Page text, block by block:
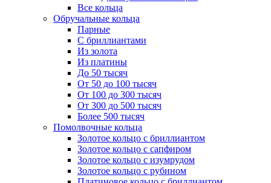
Все кольца
Обручальные кольца
Парные
С бриллиантами
Из золота
Из платины
До 50 тысяч
От 50 до 100 тысяч
От 100 до 300 тысяч
От 300 до 500 тысяч
Более 500 тысяч
Помолвочные кольца
Золотое кольцо с бриллиантом
Золотое кольцо с сапфиром
Золотое кольцо с изумрудом
Золотое кольцо с рубином